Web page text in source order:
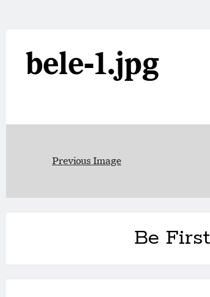
bele-1.jpg
Previous Image
Be